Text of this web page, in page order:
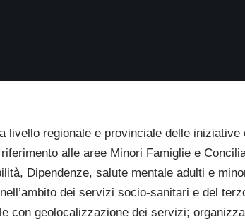
livello regionale e provinciale delle
alle aree Minori Famiglie e
Dipendenze, salute mentale adulti e
dei servizi socio-sanitari e del
con geolocalizzazione dei servizi;